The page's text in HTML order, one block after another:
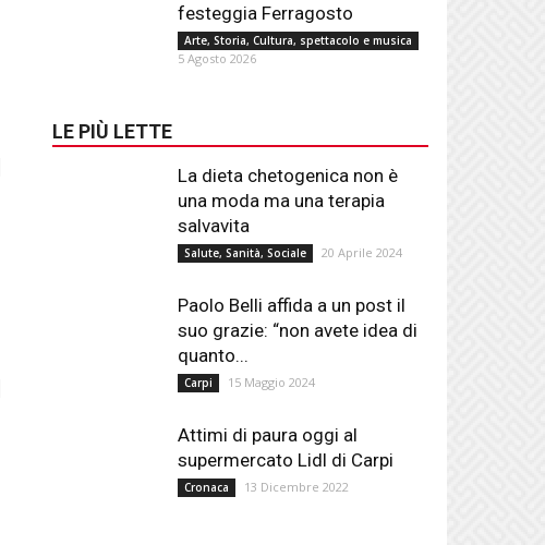
festeggia Ferragosto
Arte, Storia, Cultura, spettacolo e musica
5 Agosto 2026
LE PIÙ LETTE
La dieta chetogenica non è
una moda ma una terapia
salvavita
Salute, Sanità, Sociale 20 Aprile 2024
Paolo Belli affida a un post il
suo grazie: “non avete idea di
quanto...
Carpi 15 Maggio 2024
Attimi di paura oggi al
supermercato Lidl di Carpi
Cronaca 13 Dicembre 2022